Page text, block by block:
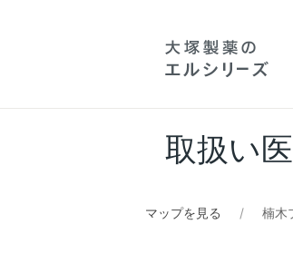
取扱い
マップを見る 楠木